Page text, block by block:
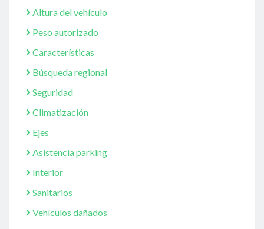
Altura del vehículo
Peso autorizado
Características
Búsqueda regional
Seguridad
Climatización
Ejes
Asistencia parking
Interior
Sanitarios
Vehículos dañados